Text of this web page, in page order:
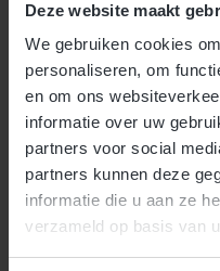
Deze website maakt
We gebruiken cookies
personaliseren, om
en om ons
informatie over uw
partners voor social
partners kunnen deze
informatie die u aan ze
verzameld op basis van
Voor bedrijven bieden wij
uurs
Als particulier kunt u
opmeerdere